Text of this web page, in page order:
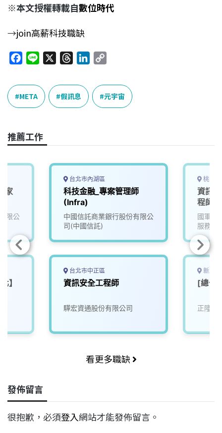
※本文授權轉載自數位時代
→join高薪科技職缺
c
e
b
o
k
n
r
e
a
k
n
p
y
L
k
META 假訊息 元宇宙
推薦工作
家
限公
】
台北市內湖區
科技金融_專案管理師
(Infra)
中國信託商業銀行股份有限公
司(中國信託)
台北市中正區
資訊安全工程師
驊宏資通股份有限公司
桃園
資訊
程師)
國軍桃
服務處
新北
[總公
正隆股
看更多職缺
發佈留言
很抱歉，必須登入網站才能發佈留言。